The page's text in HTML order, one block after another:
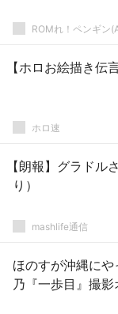
ROMれ！ペンギン
【ホロお絵描き伝
ホロ速
【朗報】グラドル
り）
mashlife通信
ほのすが沖縄に
乃『一歩目』撮